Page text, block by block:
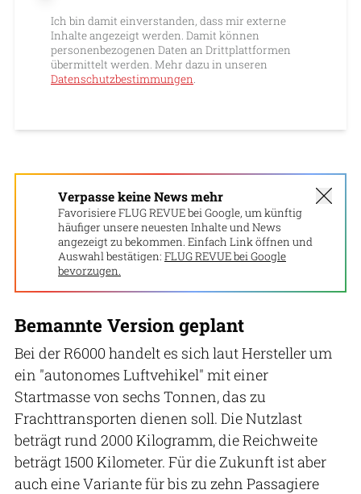
Ich bin damit einverstanden, dass mir externe
Inhalte angezeigt werden. Damit können
personenbezogenen Daten an Drittplattformen
übermittelt werden. Mehr dazu in unseren
Datenschutzbestimmungen.
Verpasse keine News mehr
Favorisiere FLUG REVUE bei Google, um künftig
häufiger unsere neuesten Inhalte und News
angezeigt zu bekommen. Einfach Link öffnen und
Auswahl bestätigen: FLUG REVUE bei Google
bevorzugen.
Bemannte Version geplant
Bei der R6000 handelt es sich laut Hersteller um
ein "autonomes Luftvehikel" mit einer
Startmasse von sechs Tonnen, das zu
Frachttransporten dienen soll. Die Nutzlast
beträgt rund 2000 Kilogramm, die Reichweite
beträgt 1500 Kilometer. Für die Zukunft ist aber
auch eine Variante für bis zu zehn Passagiere